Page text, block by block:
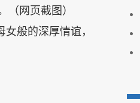
网页截图）
般的深厚情谊，